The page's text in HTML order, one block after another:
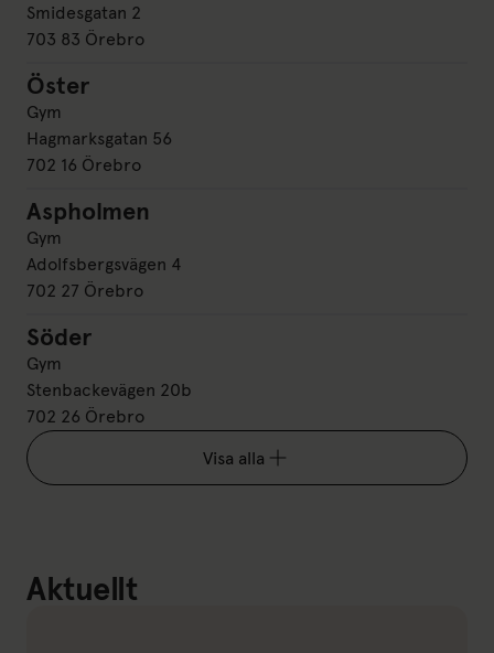
Smidesgatan 2
703 83 Örebro
Öster
Öster
Gym
Hagmarksgatan 56
702 16 Örebro
Aspholmen
Aspholmen
Gym
Adolfsbergsvägen 4
702 27 Örebro
Söder
Söder
Gym
Stenbackevägen 20b
702 26 Örebro
Visa alla
Aktuellt